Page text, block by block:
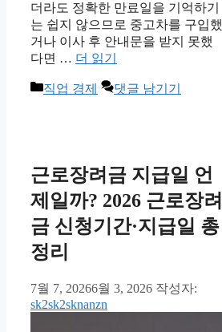
더라도 정확한 만료일을 기억하기
는 쉽지 않으므로 중고차를 구입했
거나 이사 후 안내문을 받지 못했
다면 … 더 읽기
카
직업 경제 댓글 남기기
근로장려금 지급일 언
제일까? 2026 근로장려
금 신청기간·지급일 총
정리
7월 7, 20266월 3, 2026 작성자:
sk2sk2sknanzn